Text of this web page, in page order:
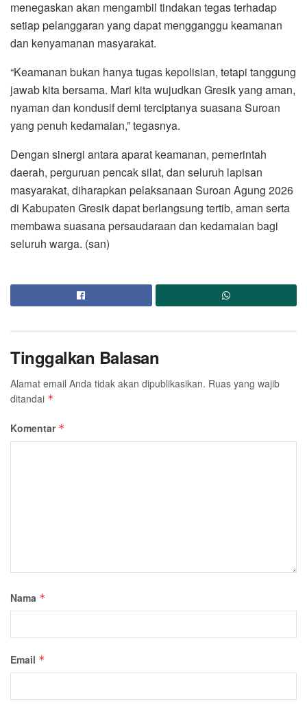
menegaskan akan mengambil tindakan tegas terhadap
setiap pelanggaran yang dapat mengganggu keamanan
dan kenyamanan masyarakat.
“Keamanan bukan hanya tugas kepolisian, tetapi tanggung
jawab kita bersama. Mari kita wujudkan Gresik yang aman,
nyaman dan kondusif demi terciptanya suasana Suroan
yang penuh kedamaian,” tegasnya.
Dengan sinergi antara aparat keamanan, pemerintah
daerah, perguruan pencak silat, dan seluruh lapisan
masyarakat, diharapkan pelaksanaan Suroan Agung 2026
di Kabupaten Gresik dapat berlangsung tertib, aman serta
membawa suasana persaudaraan dan kedamaian bagi
seluruh warga. (san)
Tinggalkan Balasan
Alamat email Anda tidak akan dipublikasikan. Ruas yang wajib
ditandai *
Komentar *
Nama *
Email *